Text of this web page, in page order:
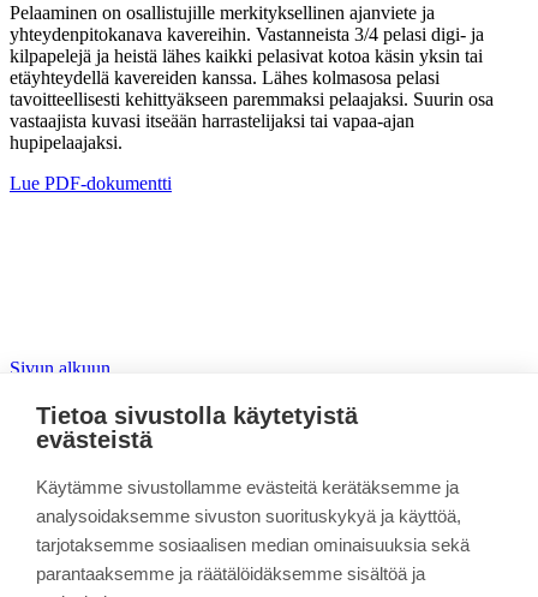
Pelaaminen on osallistujille merkityksellinen ajanviete ja
yhteydenpitokanava kavereihin. Vastanneista 3/4 pelasi digi- ja
kilpapelejä ja heistä lähes kaikki pelasivat kotoa käsin yksin tai
etäyhteydellä kavereiden kanssa. Lähes kolmasosa pelasi
tavoitteellisesti kehittyäkseen paremmaksi pelaajaksi. Suurin osa
vastaajista kuvasi itseään harrastelijaksi tai vapaa-ajan
hupipelaajaksi.
Lue PDF-dokumentti
Sivun alkuun
Pelaten duuniin!
Yleistä projektista
Ideointipöhinät
Pelitarinat
Pelivalmennukset
Tietoa sivustolla käytetyistä
evästeistä
Käytämme sivustollamme evästeitä kerätäksemme ja
analysoidaksemme sivuston suorituskykyä ja käyttöä,
tarjotaksemme sosiaalisen median ominaisuuksia sekä
parantaaksemme ja räätälöidäksemme sisältöä ja